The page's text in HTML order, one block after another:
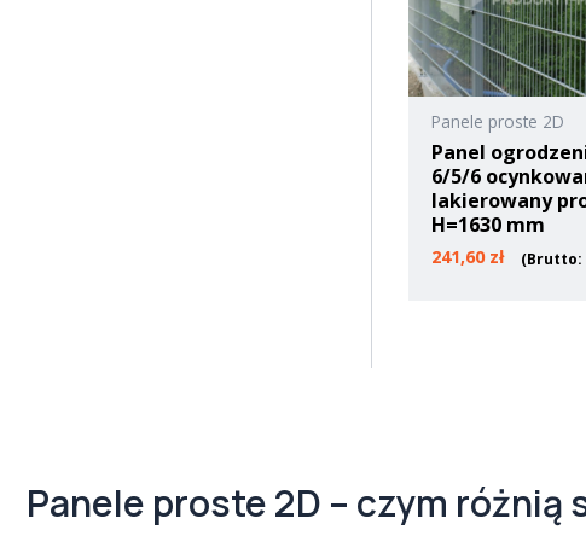
Panele proste 2D
Panel
6/5/6
lakierowany
H=1630 mm
241,60 zł (Brutto:
Panele proste 2D – czym różnią